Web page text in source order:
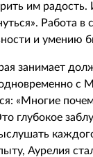
им радость.
Работа
и умению
занимает
с
«Многие
глубокое
Аурелия